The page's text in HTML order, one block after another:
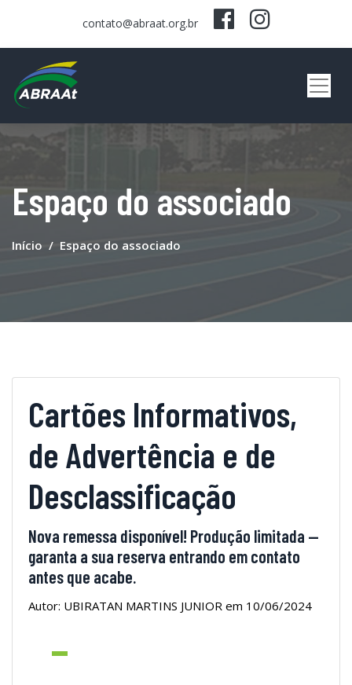
contato@abraat.org.br
Espaço do associado
Início Espaço do associado
Cartões Informativos,
de Advertência e de
Desclassificação
Nova remessa disponível! Produção limitada —
garanta a sua reserva entrando em contato
antes que acabe.
Autor: UBIRATAN MARTINS JUNIOR em 10/06/2024